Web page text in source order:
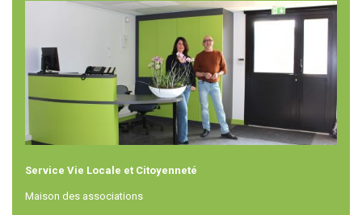
Service Vie Locale et Citoyenneté
Maison des associations